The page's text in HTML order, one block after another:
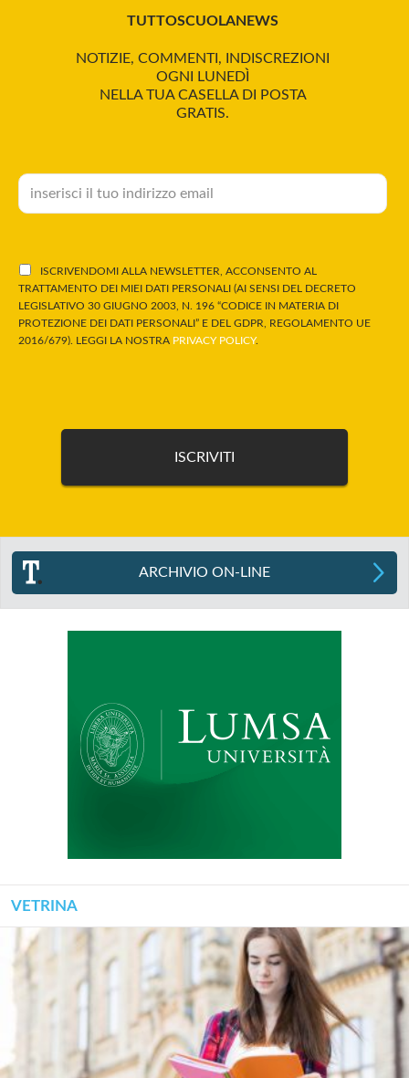
TUTTOSCUOLANEWS
NOTIZIE, COMMENTI, INDISCREZIONI
OGNI LUNEDÌ
NELLA TUA CASELLA DI POSTA
GRATIS.
ISCRIVENDOMI ALLA NEWSLETTER, ACCONSENTO AL
TRATTAMENTO DEI MIEI DATI PERSONALI (AI SENSI DEL DECRETO
LEGISLATIVO 30 GIUGNO 2003, N. 196 “CODICE IN MATERIA DI
PROTEZIONE DEI DATI PERSONALI” E DEL GDPR, REGOLAMENTO UE
2016/679). LEGGI LA NOSTRA PRIVACY POLICY.
ARCHIVIO ON-LINE
VETRINA